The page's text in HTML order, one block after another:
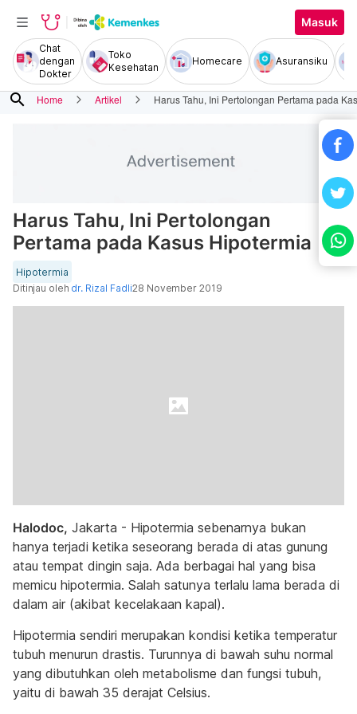
Masuk
Chat
dengan
Dokter
Toko
Kesehatan
Homecare Asuransiku
search Home Artikel Harus Tahu, Ini Pertolongan Pertama pada
Harus Tahu, Ini Pertolongan
Pertama pada Kasus Hipotermia
Hipotermia
Ditinjau oleh dr. Rizal Fadli28 November 2019
Halodoc, Jakarta - Hipotermia sebenarnya bukan
hanya terjadi ketika seseorang berada di atas gunung
atau tempat dingin saja. Ada berbagai hal yang bisa
memicu hipotermia. Salah satunya terlalu lama berada di
dalam air (akibat kecelakaan kapal).
Hipotermia sendiri merupakan kondisi ketika temperatur
tubuh menurun drastis. Turunnya di bawah suhu normal
yang dibutuhkan oleh metabolisme dan fungsi tubuh,
yaitu di bawah 35 derajat Celsius.